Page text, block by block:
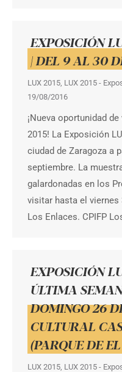
EXPOSICIÓN
| DEL 9 AL 30
LUX 2015, LUX 2015 -
19/08/2016
¡Nueva oportunidad
2015! La Exposición
ciudad de Zaragoza a
septiembre. La
galardonadas en los
visitar hasta el viernes
Los Enlaces. CPIFP
EXPOSICIÓN
ÚLTIMA
DOMINGO 26
CULTURAL
(PARQUE DE
LUX 2015, LUX 2015 -